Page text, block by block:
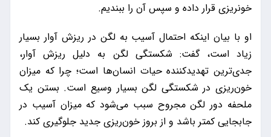
خونریزی قرار داده و سپس آن را ببندیم.
او با بیان اینکه احتمال آسیب به لگن در ریزش آوار بسیار
زیاد است، گفت: شکستگی لگن به دلیل ریزش آوار،
جدی‌ترین تهدیدکننده حیات انسان‌ها است؛ چرا که میزان
خون‌ریزی در شکستگی لگن بسیار وسیع است. بستن یک
ملحفه دور لگن مجروح سبب می‌شود که میزان آسیب در
جابجایی کمتر باشد و از بروز خون‌ریزی جدید جلوگیری کند.